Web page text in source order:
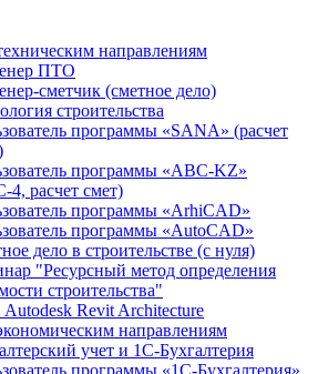
направлениям
ПТО
сметчик (сметное дело)
строительства
программы «SANA» (расчет
программы «ABC-KZ»
расчет смет)
программы «ArhiCAD»
программы «AutoCAD»
дело в строительстве (с нуля)
"Ресурсный метод определения
строительства"
Autodesk Revit Architecture
направлениям
учет и 1С-Бухгалтерия
программы «1С-Бухгалтерия»